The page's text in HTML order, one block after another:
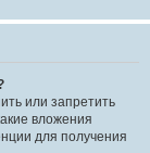
или запретить
вложения
для получения